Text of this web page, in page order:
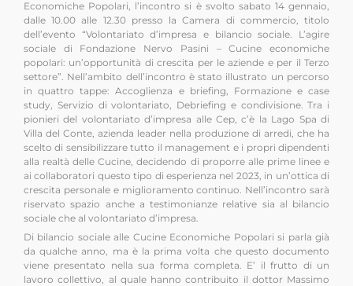
Economiche Popolari, l’incontro si è svolto sabato 14 gennaio,
dalle 10.00 alle 12.30 presso la Camera di commercio, titolo
dell’evento “Volontariato d’impresa e bilancio sociale. L’agire
sociale di Fondazione Nervo Pasini – Cucine economiche
popolari: un’opportunità di crescita per le aziende e per il Terzo
settore”. Nell’ambito dell’incontro è stato illustrato un percorso
in quattro tappe: Accoglienza e briefing, Formazione e case
study, Servizio di volontariato, Debriefing e condivisione. Tra i
pionieri del volontariato d’impresa alle Cep, c’è la Lago Spa di
Villa del Conte, azienda leader nella produzione di arredi, che ha
scelto di sensibilizzare tutto il management e i propri dipendenti
alla realtà delle Cucine, decidendo di proporre alle prime linee e
ai collaboratori questo tipo di esperienza nel 2023, in un’ottica di
crescita personale e miglioramento continuo. Nell’incontro sarà
riservato spazio anche a testimonianze relative sia al bilancio
sociale che al volontariato d’impresa.
Di bilancio sociale alle Cucine Economiche Popolari si parla già
da qualche anno, ma è la prima volta che questo documento
viene presentato nella sua forma completa. E’ il frutto di un
lavoro collettivo, al quale hanno contribuito il dottor Massimo